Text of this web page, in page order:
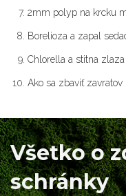
2mm polyp na krcku
Borelioza a zapal
Chlorella a stitna zlaza
Ako sa zbaviť zavratov
Všetko o
schránky